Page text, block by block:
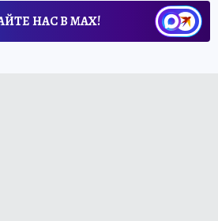
НАС В МАХ!